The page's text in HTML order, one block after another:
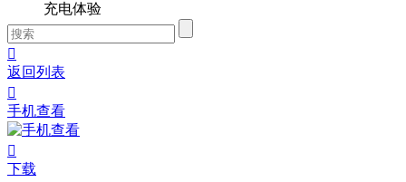
充电体验

返回列表

手机查看

下载